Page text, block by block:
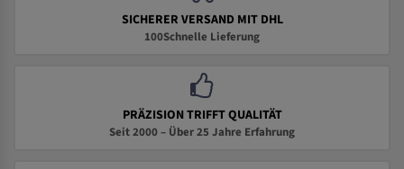
SICHERER VERSAND MIT DHL
100Schnelle Lieferung
PRÄZISION TRIFFT QUALITÄT
Seit 2000 – Über 25 Jahre Erfahrung